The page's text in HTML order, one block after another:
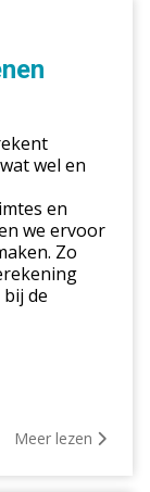
wel en
en
we ervoor
Zo
de
Meer lezen